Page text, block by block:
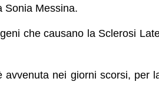
Sonia Messina.
che causano la Sclerosi
nei giorni scorsi, per